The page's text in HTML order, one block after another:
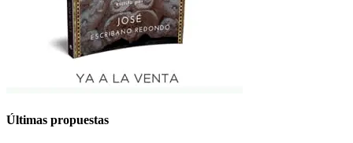
Últimas propuestas